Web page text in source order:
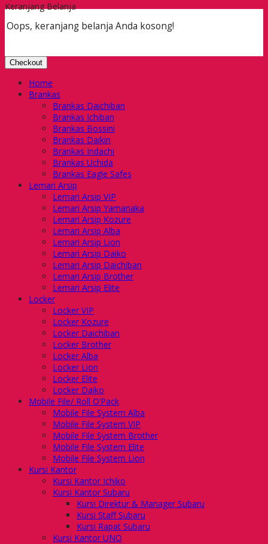
Keranjang Belanja
Oops, keranjang belanja Anda kosong!
Checkout
Home
Brankas
Brankas Daichiban
Brankas Ichiban
Brankas Bossini
Brankas Daikin
Brankas Indachi
Brankas Uchida
Brankas Eagle Safes
Lemari Arsip
Lemari Arsip VIP
Lemari Arsip Yamanaka
Lemari Arsip Kozure
Lemari Arsip Alba
Lemari Arsip Lion
Lemari Arsip Daiko
Lemari Arsip Daichiban
Lemari Arsip Brother
Lemari Arsip Elite
Locker
Locker VIP
Locker Kozure
Locker Daichiban
Locker Brother
Locker Alba
Locker Lion
Locker Elite
Locker Daiko
Mobile File/ Roll O’Pack
Mobile File System Alba
Mobile File System VIP
Mobile File System Brother
Mobile File System Elite
Mobile File System Lion
Kursi Kantor
Kursi Kantor Ichiko
Kursi Kantor Subaru
Kursi Direktur & Manager Subaru
Kursi Staff Subaru
Kursi Rapat Subaru
Kursi Kantor UNO